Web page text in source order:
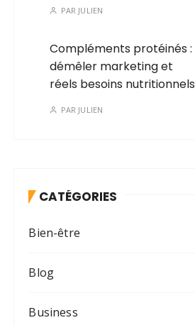
PAR JULIEN
Compléments protéinés :
démêler marketing et
réels besoins nutritionnels
PAR JULIEN
CATÉGORIES
Bien-être
Blog
Business